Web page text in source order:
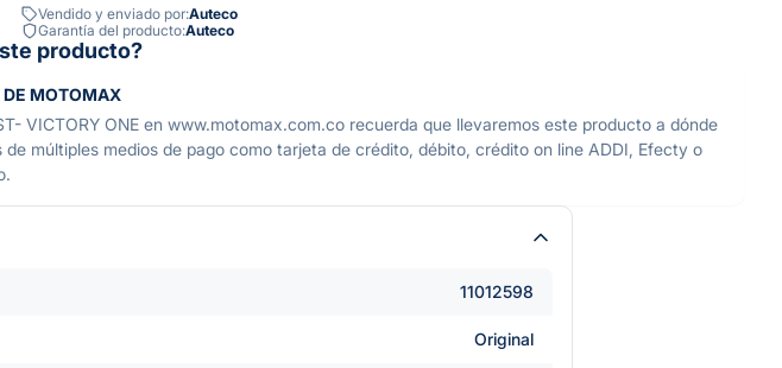
Vendido y enviado por:Auteco
Garantía del producto:Auteco
producto?
DE MOTOMAX
VICTORY ONE en www.motomax.com.co recuerda que llevaremos este producto a dónde
múltiples medios de pago como tarjeta de crédito, débito, crédito on line ADDI, Efecty o
11012598
Original